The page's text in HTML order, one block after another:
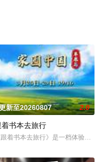
生女生向前冲》已经连续播出
新至20260807 2.0
着书本去旅行
跟着书本去旅行》是一档体验式